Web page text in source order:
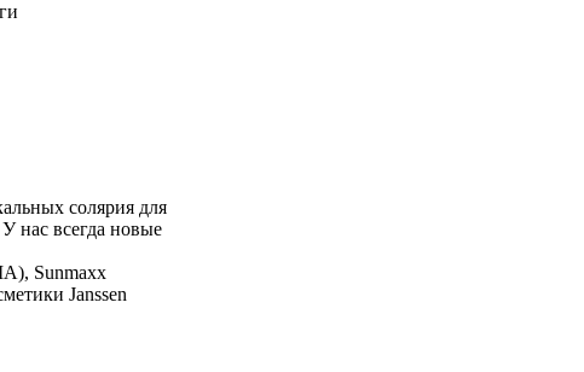
солярия для
нас всегда новые
Sunmaxx
Janssen